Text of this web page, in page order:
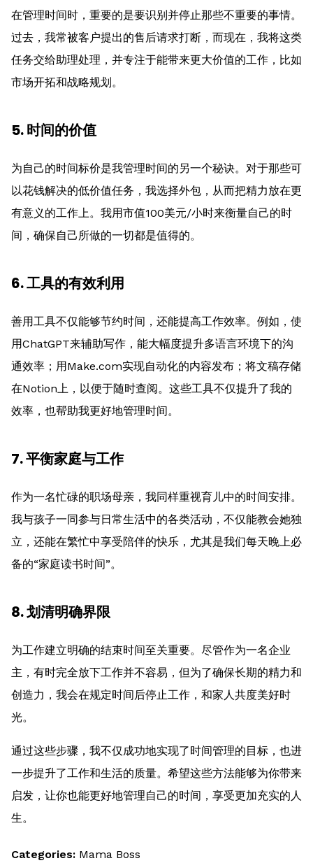
在管理时间时，重要的是要识别并停止那些不重要的事情。
过去，我常被客户提出的售后请求打断，而现在，我将这类
任务交给助理处理，并专注于能带来更大价值的工作，比如
市场开拓和战略规划。
5. 时间的价值
为自己的时间标价是我管理时间的另一个秘诀。对于那些可
以花钱解决的低价值任务，我选择外包，从而把精力放在更
有意义的工作上。我用市值100美元/小时来衡量自己的时
间，确保自己所做的一切都是值得的。
6. 工具的有效利用
善用工具不仅能够节约时间，还能提高工作效率。例如，使
用ChatGPT来辅助写作，能大幅度提升多语言环境下的沟
通效率；用Make.com实现自动化的内容发布；将文稿存储
在Notion上，以便于随时查阅。这些工具不仅提升了我的
效率，也帮助我更好地管理时间。
7. 平衡家庭与工作
作为一名忙碌的职场母亲，我同样重视育儿中的时间安排。
我与孩子一同参与日常生活中的各类活动，不仅能教会她独
立，还能在繁忙中享受陪伴的快乐，尤其是我们每天晚上必
备的“家庭读书时间”。
8. 划清明确界限
为工作建立明确的结束时间至关重要。尽管作为一名企业
主，有时完全放下工作并不容易，但为了确保长期的精力和
创造力，我会在规定时间后停止工作，和家人共度美好时
光。
通过这些步骤，我不仅成功地实现了时间管理的目标，也进
一步提升了工作和生活的质量。希望这些方法能够为你带来
启发，让你也能更好地管理自己的时间，享受更加充实的人
生。
Categories: Mama Boss